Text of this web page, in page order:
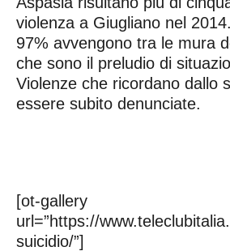
violenza a Giugliano nel
97% avvengono tra le mura
che sono il preludio di
Violenze che ricordano dallo
essere subito denunciate.
[ot-gallery
url=”https://
suicidio/”]